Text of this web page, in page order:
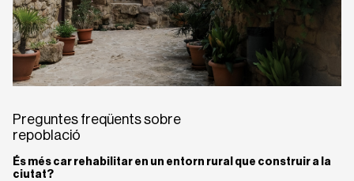
Preguntes freqüents sobre
repoblació
És més car rehabilitar en un entorn rural que construir a la
ciutat?